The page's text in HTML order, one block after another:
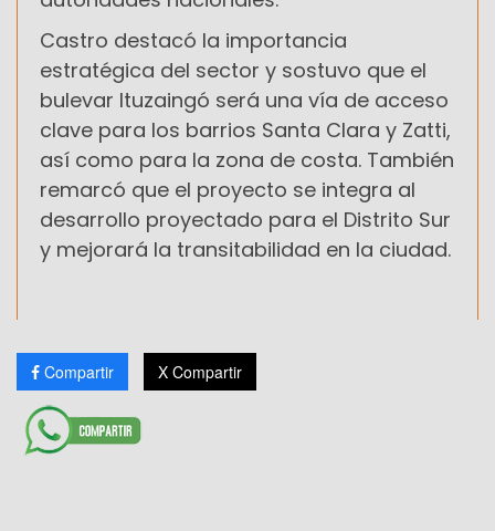
Castro destacó la importancia
estratégica del sector y sostuvo que el
bulevar Ituzaingó será una vía de acceso
clave para los barrios Santa Clara y Zatti,
así como para la zona de costa. También
remarcó que el proyecto se integra al
desarrollo proyectado para el Distrito Sur
y mejorará la transitabilidad en la ciudad.
Compartir X Compartir